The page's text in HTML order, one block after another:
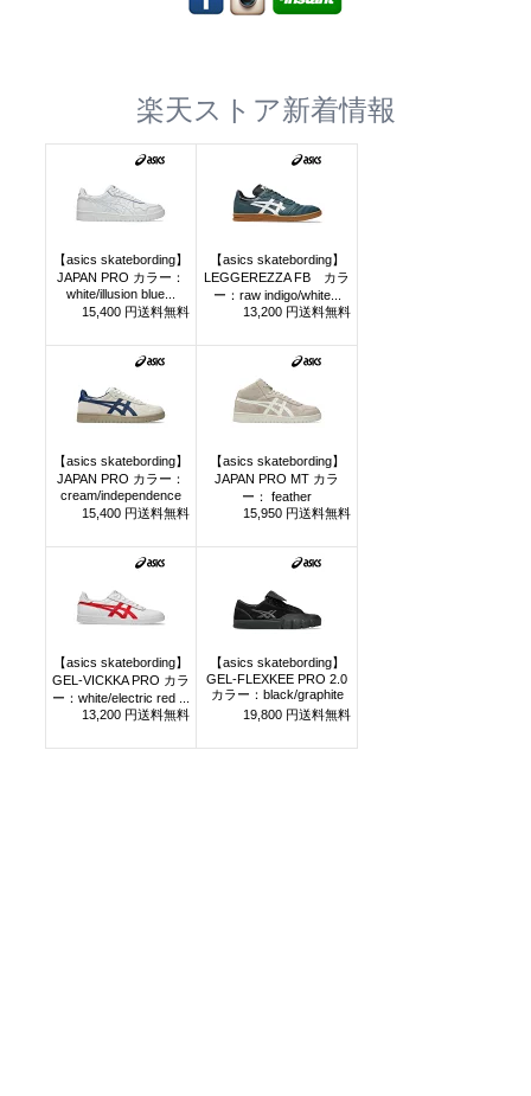
楽天ストア新着情報